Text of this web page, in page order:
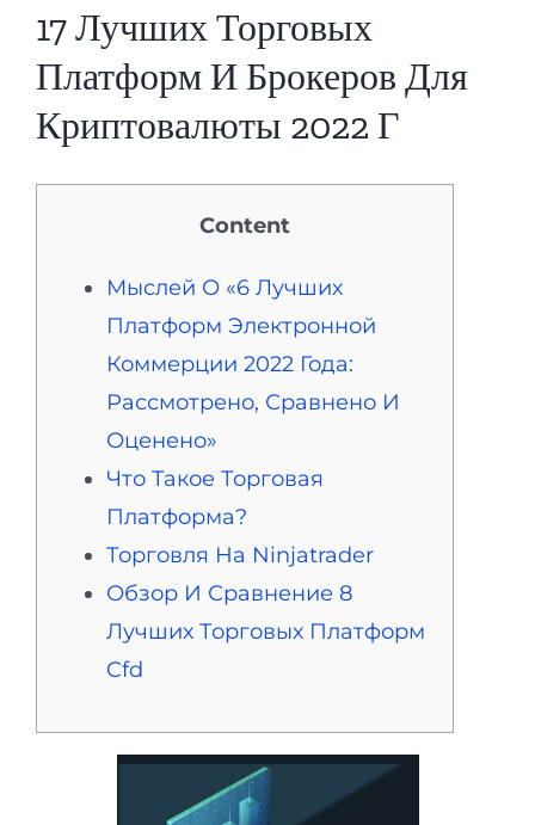
17 Лучших Торговых
Платформ И Брокеров Для
Криптовалюты 2022 Г
Content
Мыслей О «6 Лучших
Платформ Электронной
Коммерции 2022 Года:
Рассмотрено, Сравнено И
Оценено»
Что Такое Торговая
Платформа?
Торговля На Ninjatrader
Обзор И Сравнение 8
Лучших Торговых Платформ
Cfd